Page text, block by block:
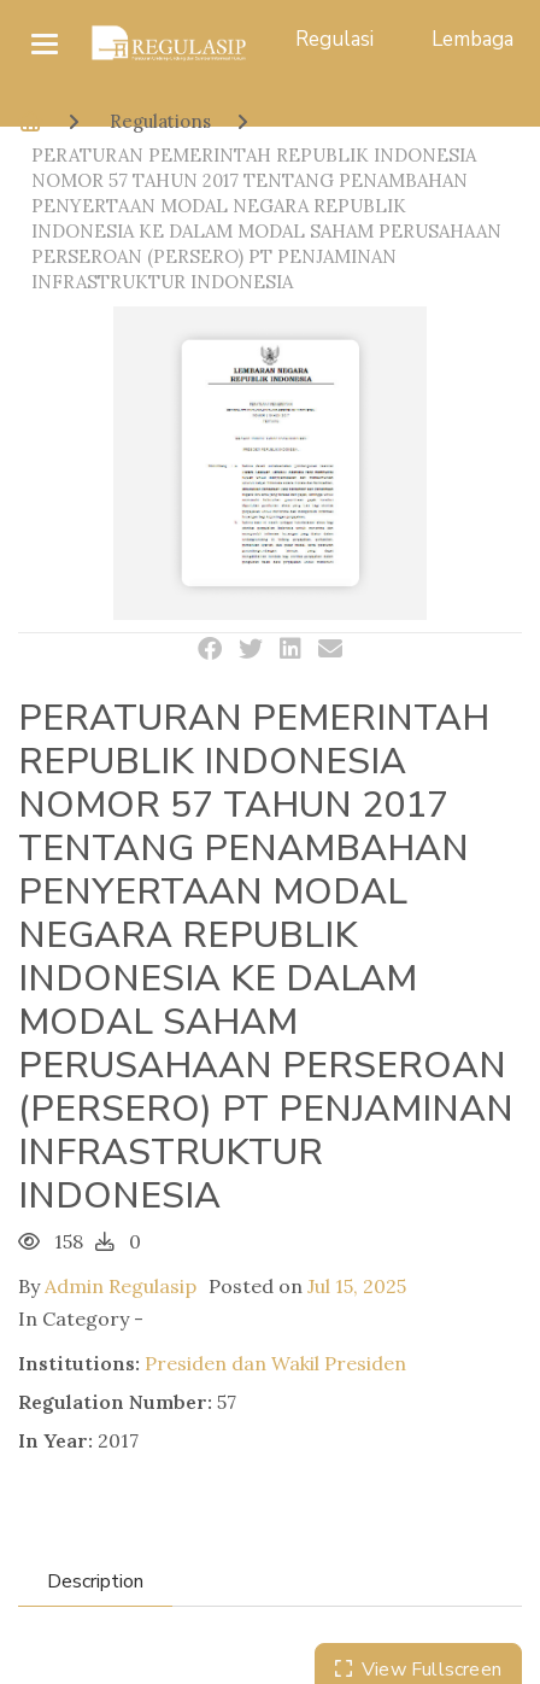
Regulasi Lembaga
Regulations
PERATURAN PEMERINTAH REPUBLIK INDONESIA
NOMOR 57 TAHUN 2017 TENTANG PENAMBAHAN
PENYERTAAN MODAL NEGARA REPUBLIK
INDONESIA KE DALAM MODAL SAHAM PERUSAHAAN
PERSEROAN (PERSERO) PT PENJAMINAN
INFRASTRUKTUR INDONESIA
PERATURAN PEMERINTAH
REPUBLIK INDONESIA
NOMOR 57 TAHUN 2017
TENTANG PENAMBAHAN
PENYERTAAN MODAL
NEGARA REPUBLIK
INDONESIA KE DALAM
MODAL SAHAM
PERUSAHAAN PERSEROAN
(PERSERO) PT PENJAMINAN
INFRASTRUKTUR
INDONESIA
158
0
ByAdmin Regulasip Posted on Jul 15, 2025
In Category -
Institutions: Presiden dan Wakil Presiden
Regulation Number: 57
In Year: 2017
Description
View Fullscreen